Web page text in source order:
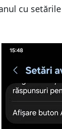
cu